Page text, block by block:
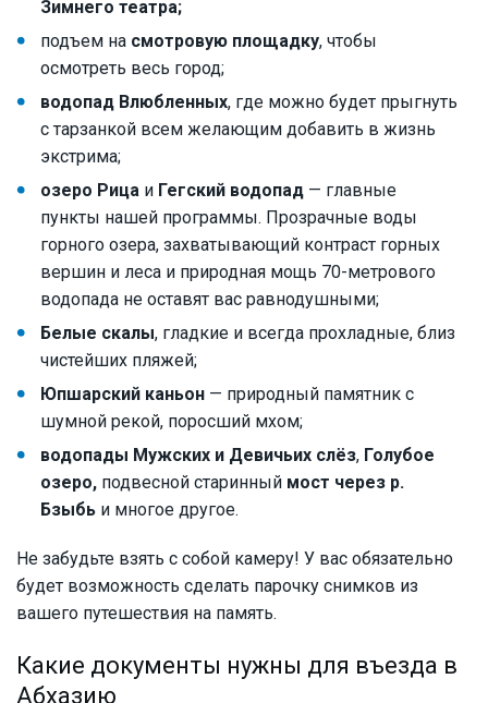
Зимнего театра;
подъем на смотровую площадку, чтобы
осмотреть весь город;
водопад Влюбленных, где можно будет прыгнуть
с тарзанкой всем желающим добавить в жизнь
экстрима;
озеро Рица и Гегский водопад — главные
пункты нашей программы. Прозрачные воды
горного озера, захватывающий контраст горных
вершин и леса и природная мощь 70-метрового
водопада не оставят вас равнодушными;
Белые скалы, гладкие и всегда прохладные, близ
чистейших пляжей;
Юпшарский каньон — природный памятник с
шумной рекой, поросший мхом;
водопады Мужских и Девичьих слёз, Голубое
озеро, подвесной старинный мост через р.
Бзыбь и многое другое.
Не забудьте взять с собой камеру! У вас обязательно
будет возможность сделать парочку снимков из
вашего путешествия на память.
Какие документы нужны для въезда в
Абхазию